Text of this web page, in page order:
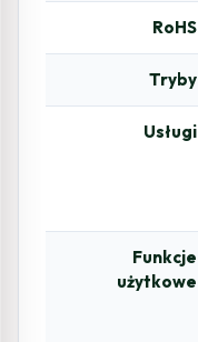
RoHS
Tryby
Usługi
Funkcje
użytkowe